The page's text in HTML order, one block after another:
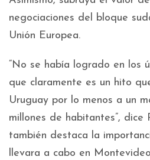
negociaciones del bloque
Unión Europea.
“No se había logrado en los
que claramente es un hito
Uruguay por lo menos a un
millones de habitantes”, dice
también destaca la
llevara a cabo en